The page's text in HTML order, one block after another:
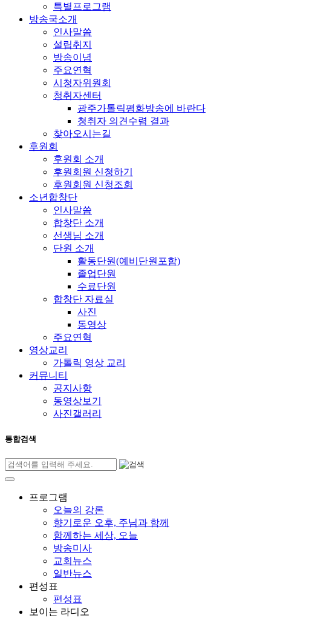
특별프로그램
방송국소개
인사말씀
설립취지
방송이념
주요연혁
시청자위원회
청취자센터
광주가톨릭평화방송에 바란다
청취자 의견수렴 결과
찾아오시는길
후원회
후원회 소개
후원회원 신청하기
후원회원 신청조회
소년합창단
인사말씀
합창단 소개
선생님 소개
단원 소개
활동단원(예비단원포함)
졸업단원
수료단원
합창단 자료실
사진
동영상
주요연혁
영상교리
가톨릭 영상 교리
커뮤니티
공지사항
동영상보기
사진갤러리
통합검색
프로그램
오늘의 강론
향기로운 오후, 주님과 함께
함께하는 세상, 오늘
방송미사
교회뉴스
일반뉴스
편성표
편성표
보이는 라디오